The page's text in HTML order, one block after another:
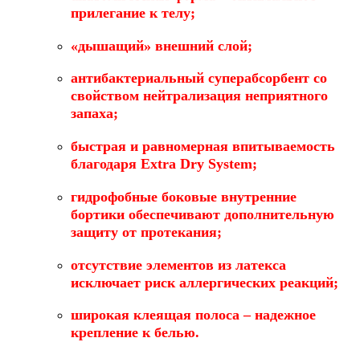
прилегание к телу;
«дышащий» внешний слой;
антибактериальный суперабсорбент со
свойством нейтрализация неприятного
запаха;
быстрая и равномерная впитываемость
благодаря Extra Dry System;
гидрофобные боковые внутренние
бортики обеспечивают дополнительную
защиту от протекания;
отсутствие элементов из латекса
исключает риск аллергических реакций;
широкая клеящая полоса – надежное
крепление к белью.